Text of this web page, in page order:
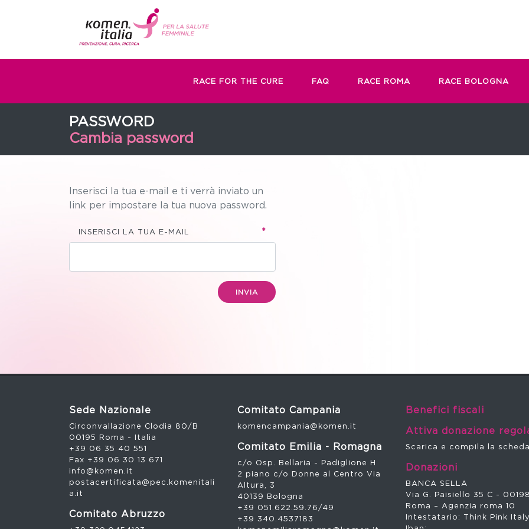
RACE FOR THE CURE FAQ RACE ROMA RACE BOLOGNA
PASSWORD
Cambia password
Inserisci la tua e-mail e ti verrà inviato un
link per impostare la tua nuova password.
INSERISCI LA TUA E-MAIL *
INVIA
Sede Nazionale
Circonvallazione Clodia 80/B
00195 Roma - Italia
+39 06 35 40 551
Fax +39 06 30 13 671
info@komen.it
postacertificata@pec.komenitali
a.it
Comitato Abruzzo
Comitato Campania
komencampania@komen.it
Comitato Emilia - Romagna
c/o Osp. Bellaria - Padiglione H
2 piano c/o Donne al Centro Via
Altura, 3
40139 Bologna
+39 051.622.59.76/49
+39 340.4537183
Benefici fiscali
Attiva donazione
Scarica e compila la scheda
Donazioni
BANCA SELLA
Via G. Paisiello 35 C - 00198
Roma – Agenzia roma 10
Intestatario: Think Pink Italy